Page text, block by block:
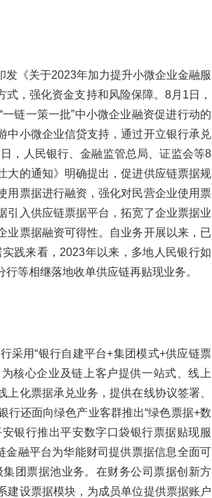
《关于2023年加力提升小微企业金融服
，强化资金支持和风险保障。8月1日，
链一策一批”中小微企业融资促进行动的
中小微企业信贷支持，通过开立银行承兑
，人民银行、金融监管总局、证监会等8
大的通知》明确提出，促进供应链票据规
用票据进行融资，强化对民营企业使用票
引入供应链票据平台，拓宽了企业票据业
业票据融资可得性。自业务开展以来，已
践来看，2023年以来，多地人民银行如
等相继落地收单供应链再贴现业务。
采用“银行自建平台+集团模式+供应链票
核心企业及链上客户提供一站式、线上
化票据承兑业务，提供在线协议签署、
行还面向绿色产业客群推出“绿色票据+数
银行推出平安数字口袋银行票据贴现服
金融平台为华能财司提供票据信息全面可
团票据池业务。在财务公司票据创新方
建设票据模块，为成员单位提供票据账户